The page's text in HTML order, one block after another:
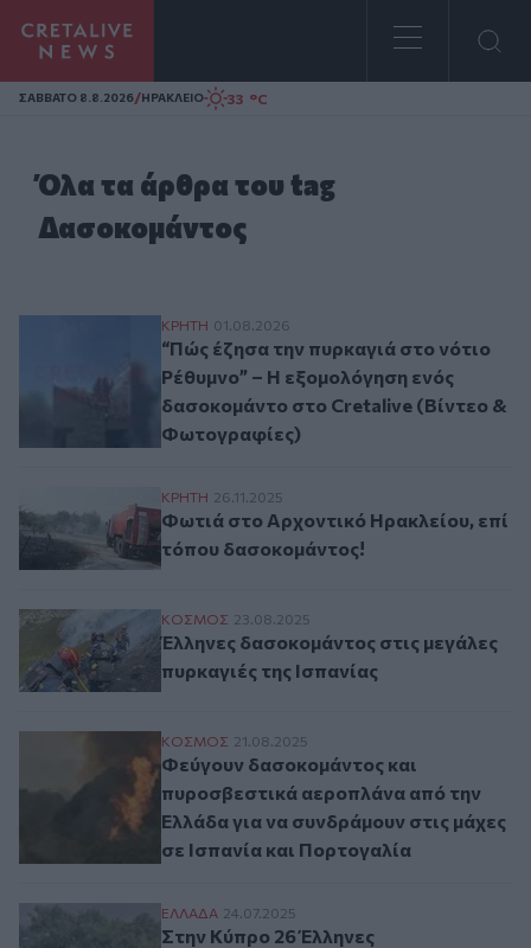
Homepage
ΣAΒΒΑΤΟ 8.8.2026/ΗΡΑΚΛΕΙΟ 33 °C
Όλα τα άρθρα του tag
Δασοκομάντος
“Πώς έζησα την πυρκαγιά στο νότιο
ΚΡΗΤΗ 01.08.2026
“Πώς έζησα την πυρκαγιά στο νότιο
Ρέθυμνο” – Η εξομολόγηση ενός
δασοκομάντο στο Cretalive (Βίντεο &
Φωτογραφίες)
Φωτιά στο Αρχοντικό Ηρακλείου, επί
ΚΡΗΤΗ 26.11.2025
Φωτιά στο Αρχοντικό Ηρακλείου, επί
τόπου δασοκομάντος!
Έλληνες δασοκομάντος στις μεγάλες
ΚΟΣΜΟΣ 23.08.2025
Έλληνες δασοκομάντος στις μεγάλες
πυρκαγιές της Ισπανίας
Φεύγουν δασοκομάντος και
ΚΟΣΜΟΣ 21.08.2025
Φεύγουν δασοκομάντος και
πυροσβεστικά αεροπλάνα από την
Ελλάδα για να συνδράμουν στις μάχες
σε Ισπανία και Πορτογαλία
Στην Κύπρο 26 Έλληνες Δασοκομάντος
ΕΛΛAΔΑ 24.07.2025
Στην Κύπρο 26 Έλληνες